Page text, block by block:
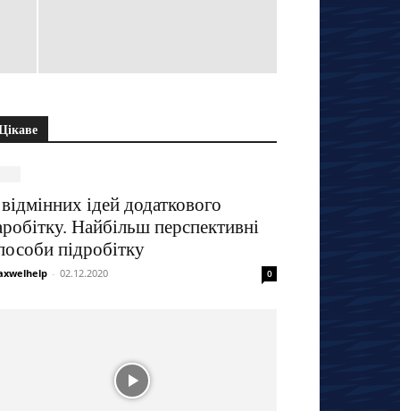
ідей додаткового
Найбільш перспективні
підробітку
- 02.12.2020 0